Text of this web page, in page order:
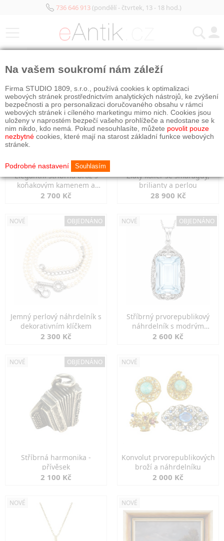
736 646 913(pondělí - čtvrtek, 13 - 18 hod.)
Elegantní stříbrná brož s
koňakovým kamenem a
markazity
2 700 Kč
Zlatý kolier se smaragdy,
brilianty a perlou
28 900 Kč
NOVÉ OBJEDNÁNO
Jemný perlový náhrdelník s
dekorativním klíčkem
2 300 Kč
NOVÉ OBJEDNÁNO
Stříbrný prvorepublikový
náhrdelník s modrým
spinelem
2 600 Kč
NOVÉ OBJEDNÁNO
Stříbrná harmonika -
přívěsek
2 100 Kč
NOVÉ
Konvolut prvorepublikových
broží a náhrdelníku
2 000 Kč
NOVÉ NOVÉ
Na vašem soukromí nám záleží
Firma STUDIO 1809, s.r.o., používá cookies k optimalizaci
webových stránek prostřednictvím analytických nástrojů, ke zvýšení
bezpečnosti a pro personalizaci doručovaného obsahu v rámci
webových stránek i cíleného marketingu mimo nich. Cookies jsou
uloženy v naprostém bezpečí vašeho prohlížeče a nedostane se k
nim nikdo, kdo nemá. Pokud nesouhlasíte, můžete povolit pouze
nezbytné cookies, které mají na starost základní funkce webových
stránek.
Podrobné nastavení Souhlasím